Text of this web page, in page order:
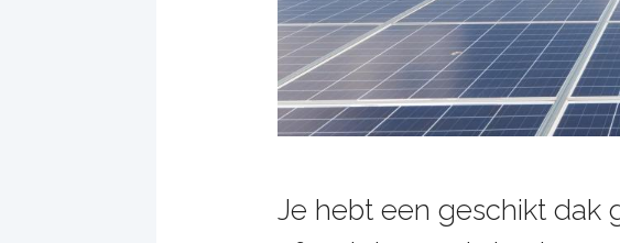
Je hebt een geschikt dak